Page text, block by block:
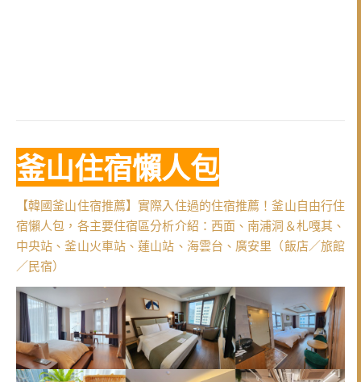
釜山住宿懶人包
【韓國釜山住宿推薦】實際入住過的住宿推薦！釜山自由行住
宿懶人包，各主要住宿區分析介紹：西面、南浦洞＆札嘎其、
中央站、釜山火車站、蓮山站、海雲台、廣安里（飯店／旅館
／民宿）